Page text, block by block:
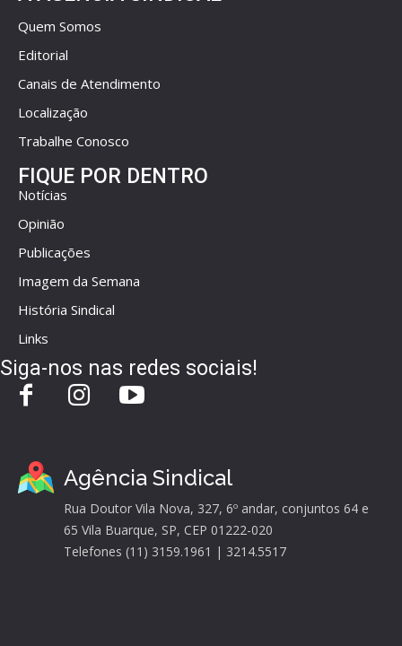
Quem Somos
Editorial
Canais de Atendimento
Localização
Trabalhe Conosco
FIQUE POR DENTRO
Notícias
Opinião
Publicações
Imagem da Semana
História Sindical
Links
Siga-nos nas redes sociais!
Agência Sindical
Rua Doutor Vila Nova, 327, 6º andar, conjuntos 64 e
65 Vila Buarque, SP, CEP 01222-020
Telefones (11) 3159.1961 | 3214.5517